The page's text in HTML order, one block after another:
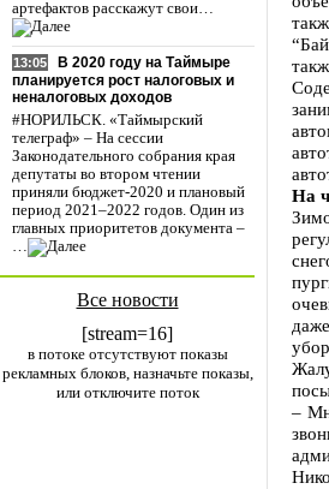
артефактов расскажут свои…
13:05
В 2020 году на Таймыре
планируется рост налоговых и
неналоговых доходов
#НОРИЛЬСК. «Таймырский
телеграф» – На сессии
Законодательного собрания края
депутаты во втором чтении
приняли бюджет-2020 и плановый
период 2021–2022 годов. Один из
главных приоритетов документа –
…
Все новости
[stream=16]
в потоке отсутствуют показы
рекламных блоков, назначьте показы,
или отключите поток
На
–